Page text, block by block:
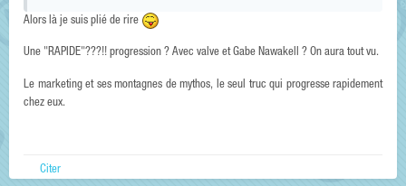
Alors là je suis plié de rire
Une "RAPIDE"???!! progression ? Avec valve et Gabe Nawakell ? On aura tout vu.
Le marketing et ses montagnes de mythos, le seul truc qui progresse rapidement
chez eux.
Citer